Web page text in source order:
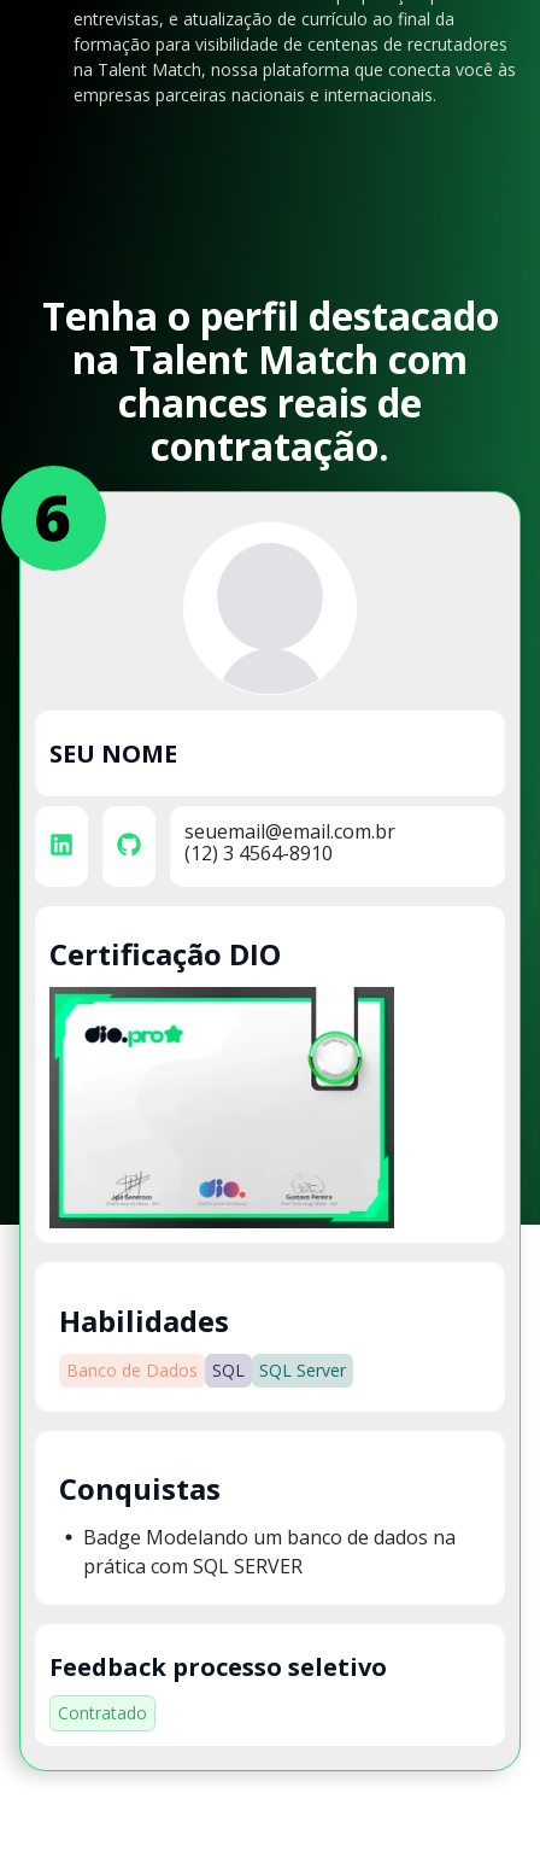
entrevistas, e atualização de currículo ao final da
formação para visibilidade de centenas de recrutadores
na Talent Match, nossa plataforma que conecta você às
empresas parceiras nacionais e internacionais.
Tenha o perfil destacado
na Talent Match com
chances reais de
contratação.
SEU NOME
seuemail@email.com.br
(12) 3 4564-8910
Certificação DIO
Habilidades
Banco de Dados SQL SQL Server
Conquistas
Badge Modelando um banco de dados na
prática com SQL SERVER
Feedback processo seletivo
Contratado